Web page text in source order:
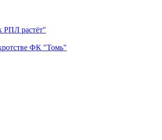
РПЛ растёт"
ФК "Томь"